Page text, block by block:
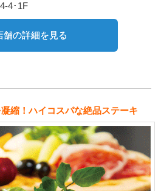
4･1F
舗の詳細を見る
縮！ハイコスパな絶品ステーキ